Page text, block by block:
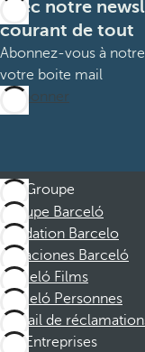
Avec notre
courant de tout
Abonnez-vous à
votre boite mail
M’abonner
Groupe
Groupe Barceló
Fondation Barcelo
Vacaciones Barceló
Barceló Films
Barceló Personnes
Portail de
Entreprises